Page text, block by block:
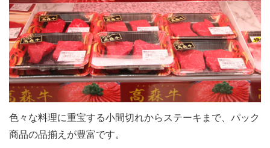
色々な料理に重宝する小間切れからステーキまで、パック
商品の品揃えが豊富です。